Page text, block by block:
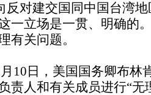
对建交国同中国台湾地
一立场是一贯、明确的
有关问题。
日，美国国务卿布林
责人和有关成员进行“无